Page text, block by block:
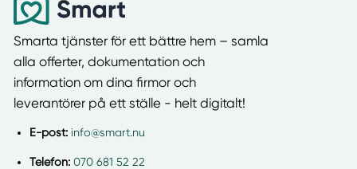
Smarta tjänster för ett bättre hem – samla
alla offerter, dokumentation och
information om dina firmor och
leverantörer på ett ställe - helt digitalt!
E-post: info@smart.nu
Telefon: 070 681 52 22